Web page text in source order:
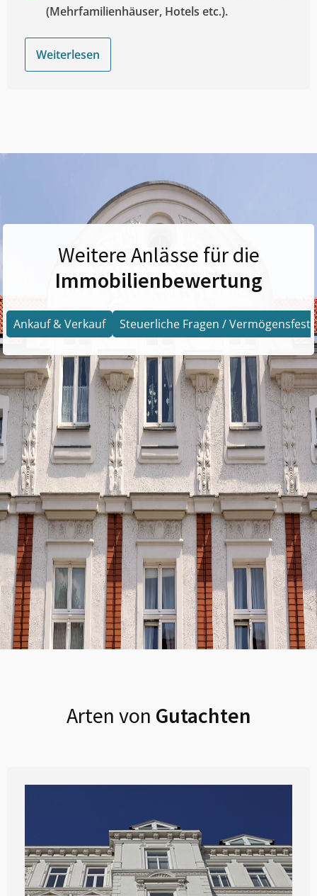
(Mehrfamilienhäuser, Hotels etc.).
Weiterlesen
Weitere Anlässe für die
Immobilienbewertung
Ankauf & Verkauf Steuerliche Fragen /
Arten von Gutachten